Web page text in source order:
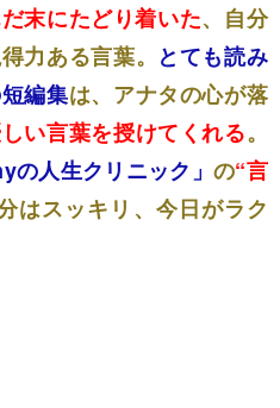
末にたどり着いた、自分
力ある言葉。 とても読み
編集は、アナタの心が落
い言葉を授けてくれる。
の人生クリニック」の“言
はスッキリ、今日がラク